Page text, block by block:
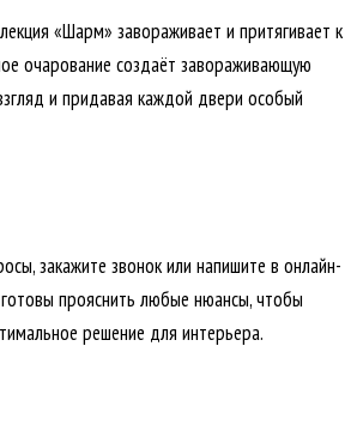
«Шарм» завораживает и притягивает к
очарование создаёт завораживающую
и придавая каждой двери особый
закажите звонок или напишите в онлайн-
прояснить любые нюансы, чтобы
решение для интерьера.